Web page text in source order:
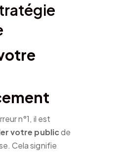
n°1, il est
votre publicde
Cela signifie